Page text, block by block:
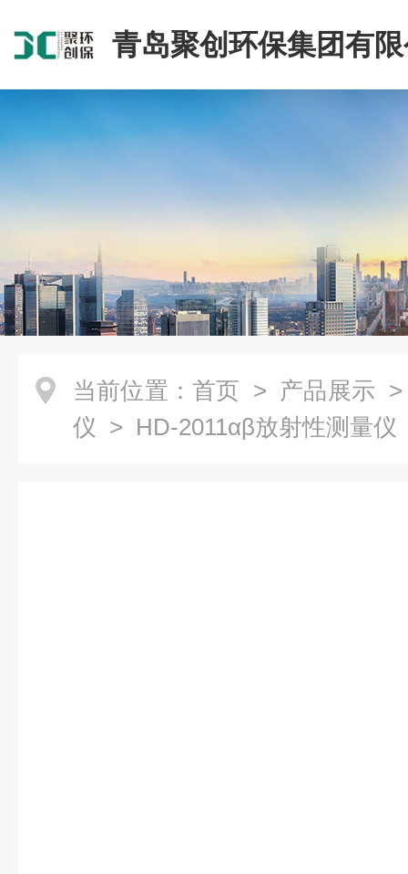
青岛聚创环保集团有
当前位置： 首页 > 产品展示
仪 > HD-2011αβ放射性测量仪